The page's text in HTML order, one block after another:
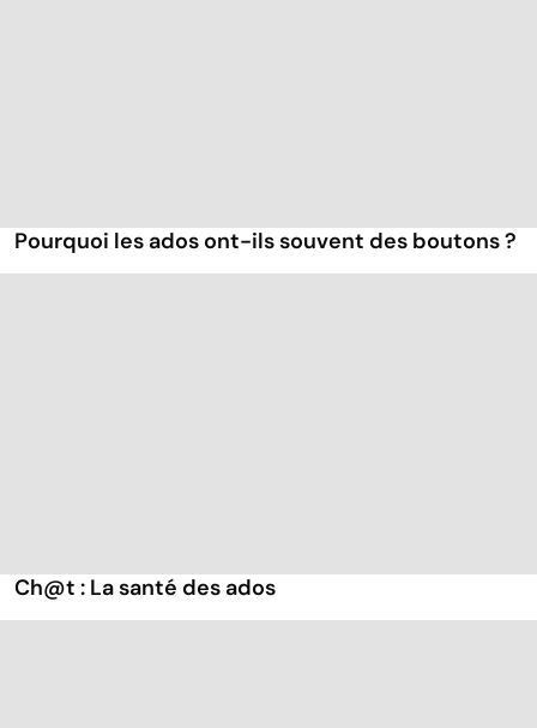
Pourquoi les ados ont-ils souvent des boutons ?
Ch@t : La santé des ados